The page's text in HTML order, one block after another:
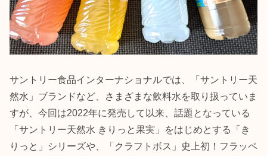
サントリー食品インターナショナルでは、「サントリー天
然水」ブランドなど、さまざまな飲料水を取り扱っていま
すが、今回は2022年に発売して以来、話題となっている
「サントリー天然水 きりっと果実」をはじめとする「き
りっと」シリーズや、「クラフトボス」史上初！フラッペ